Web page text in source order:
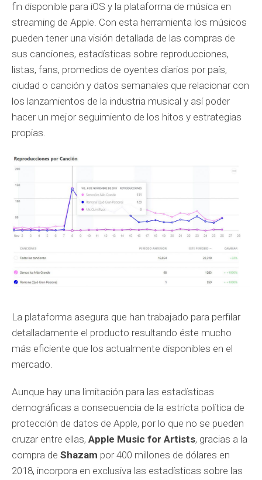
fin disponible para iOS y la plataforma de música en
streaming de Apple. Con esta herramienta los músicos
pueden tener una visión detallada de las compras de
sus canciones, estadísticas sobre reproducciones,
listas, fans, promedios de oyentes diarios por país,
ciudad o canción y datos semanales que relacionar con
los lanzamientos de la industria musical y así poder
hacer un mejor seguimiento de los hitos y estrategias
propias.
La plataforma asegura que han trabajado para perfilar
detalladamente el producto resultando éste mucho
más eficiente que los actualmente disponibles en el
mercado.
Aunque hay una limitación para las estadísticas
demográficas a consecuencia de la estricta política de
protección de datos de Apple, por lo que no se pueden
cruzar entre ellas, Apple Music for Artists, gracias a la
compra de Shazam por 400 millones de dólares en
2018, incorpora en exclusiva las estadísticas sobre las